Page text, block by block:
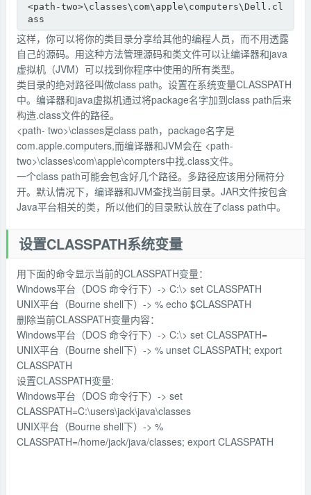
<path-two>\classes\com\apple\computers\Dell.cl
ass
这样，你可以将你的类目录分享给其他的编程人员，而不用透露
自己的源码。用这种方法管理源码和类文件可以让编译器和java
虚拟机（JVM）可以找到你程序中使用的所有类型。
类目录的绝对路径叫做class path。设置在系统变量CLASSPATH
中。编译器和java虚拟机通过将package名字加到class path后来
构造.class文件的路径。
<path- two>\classes是class path，package名字是
com.apple.computers,而编译器和JVM会在 <path-
two>\classes\com\apple\compters中找.class文件。
一个class path可能会包含好几个路径。多路径应该用分隔符分
开。默认情况下，编译器和JVM查找当前目录。JAR文件按包含
Java平台相关的类，所以他们的目录默认放在了class path中。
设置CLASSPATH系统变量
用下面的命令显示当前的CLASSPATH变量：
Windows平台（DOS 命令行下）-> C:\> set CLASSPATH
UNIX平台（Bourne shell下）-> % echo $CLASSPATH
删除当前CLASSPATH变量内容：
Windows平台（DOS 命令行下）-> C:\> set CLASSPATH=
UNIX平台（Bourne shell下）-> % unset CLASSPATH; export
CLASSPATH
设置CLASSPATH变量:
Windows平台（DOS 命令行下）-> set
CLASSPATH=C:\users\jack\java\classes
UNIX平台（Bourne shell下）-> %
CLASSPATH=/home/jack/java/classes; export CLASSPATH